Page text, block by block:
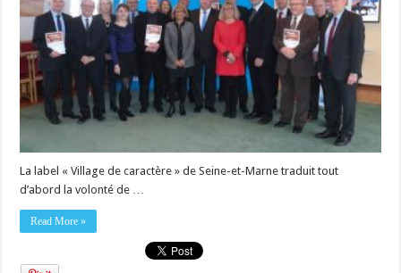
La label « Village de caractère » de Seine-et-Marne traduit tout
d’abord la volonté de …
Read More »